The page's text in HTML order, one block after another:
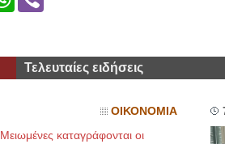
Τελευταίες ειδήσεις
ΟΙΚΟΝΟΜΙΑ
Μειωμένες καταγράφονται οι